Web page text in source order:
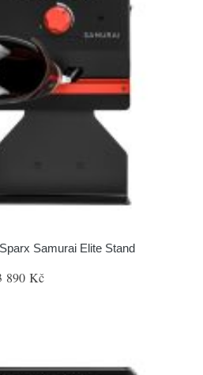
Samurai Elite Stand
890 Kč